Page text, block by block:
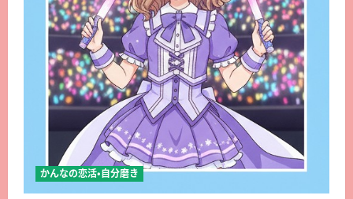
かんなの恋活・自分磨き